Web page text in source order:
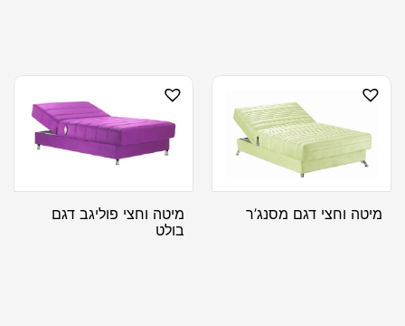
מיטה וחצי דגם מסנג’ר
מיטה וחצי פוליגב דגם
בולט